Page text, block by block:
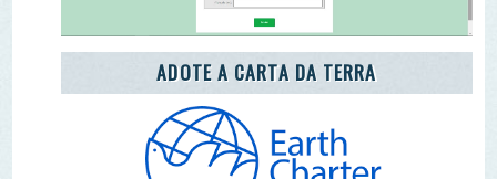
ADOTE O TROÇO DE UM RIO